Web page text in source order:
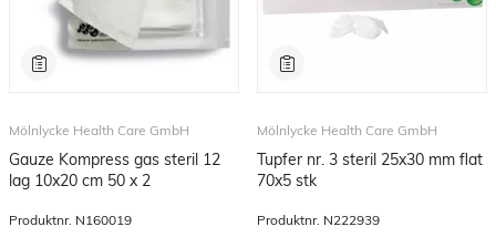
Mölnlycke Health Care GmbH
Gauze Kompress gas steril 12
lag 10x20 cm 50 x 2
Produktnr. N160019
Mölnlycke Health Care GmbH
Tupfer nr. 3 steril 25x30 mm flat
70x5 stk
Produktnr. N222939